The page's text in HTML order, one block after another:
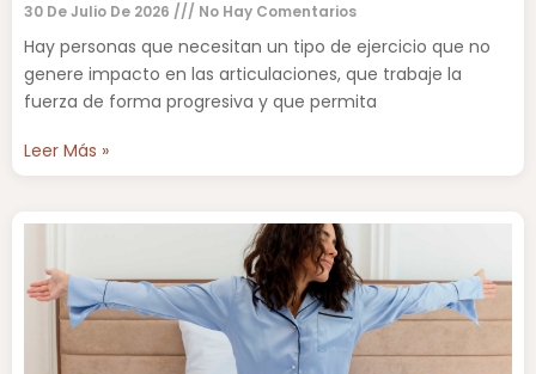
30 De Julio De 2026 No Hay Comentarios
Hay personas que necesitan un tipo de ejercicio que no
genere impacto en las articulaciones, que trabaje la
fuerza de forma progresiva y que permita
Leer Más »